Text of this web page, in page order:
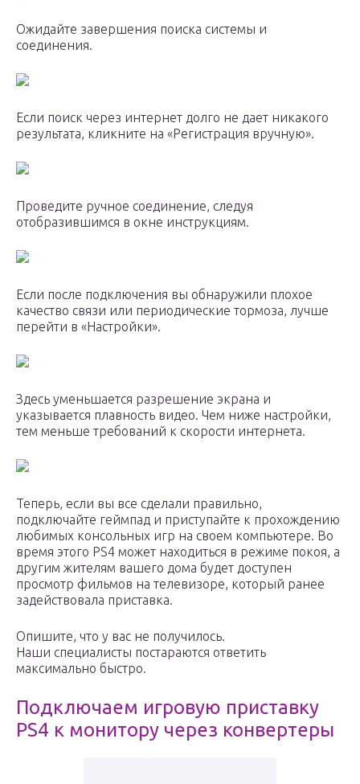
Ожидайте завершения поиска системы и
соединения.
Если поиск через интернет долго не дает никакого
результата, кликните на «Регистрация вручную».
Проведите ручное соединение, следуя
отобразившимся в окне инструкциям.
Если после подключения вы обнаружили плохое
качество связи или периодические тормоза, лучше
перейти в «Настройки».
Здесь уменьшается разрешение экрана и
указывается плавность видео. Чем ниже настройки,
тем меньше требований к скорости интернета.
Теперь, если вы все сделали правильно,
подключайте геймпад и приступайте к прохождению
любимых консольных игр на своем компьютере. Во
время этого PS4 может находиться в режиме покоя, а
другим жителям вашего дома будет доступен
просмотр фильмов на телевизоре, который ранее
задействовала приставка.
Опишите, что у вас не получилось.
Наши специалисты постараются ответить
максимально быстро.
Подключаем игровую приставку
PS4 к монитору через конвертеры